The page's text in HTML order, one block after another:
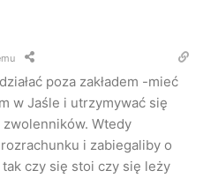
poza zakładem -mieć
w Jaśle i utrzymywać się
zwolenników. Wtedy
i zabiegaliby o
czy się stoi czy się leży